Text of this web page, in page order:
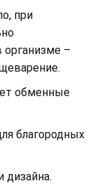
при
организме –
обменные
благородных
дизайна.